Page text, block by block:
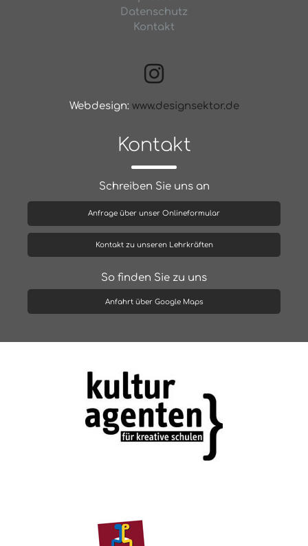
Datenschutz
Kontakt
Webdesign: www.designsektor.de
Kontakt
Schreiben Sie uns an
Anfrage über unser Onlineformular
Kontakt zu unseren Lehrkräften
So finden Sie zu uns
Anfahrt über Google Maps